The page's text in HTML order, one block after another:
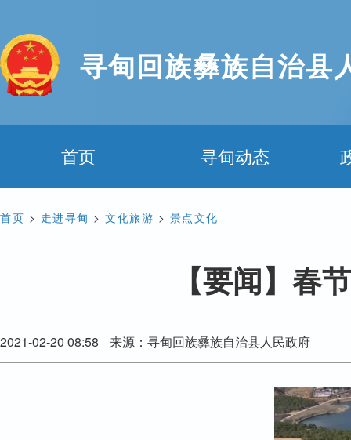
寻甸回族彝族自治县
首页 寻甸动态
首页 > 走进寻甸 > 文化旅游 > 景点文化
【要闻】春
2021-02-20 08:58 来源：寻甸回族彝族自治县人民政府